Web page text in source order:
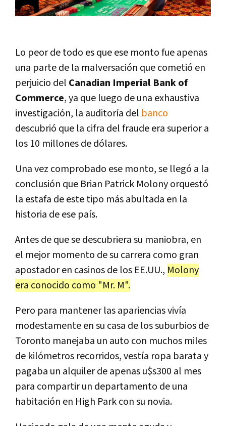
Lo peor de todo es que ese monto fue apenas
una parte de la malversación que cometió en
perjuicio del Canadian Imperial Bank of
Commerce, ya que luego de una exhaustiva
investigación, la auditoría del banco
descubrió que la cifra del fraude era superior a
los 10 millones de dólares.
Una vez comprobado ese monto, se llegó a la
conclusión que Brian Patrick Molony orquestó
la estafa de este tipo más abultada en la
historia de ese país.
Antes de que se descubriera su maniobra, en
el mejor momento de su carrera como gran
apostador en casinos de los EE.UU., Molony
era conocido como "Mr. M".
Pero para mantener las apariencias vivía
modestamente en su casa de los suburbios de
Toronto manejaba un auto con muchos miles
de kilómetros recorridos, vestía ropa barata y
pagaba un alquiler de apenas u$s300 al mes
para compartir un departamento de una
habitación en High Park con su novia.